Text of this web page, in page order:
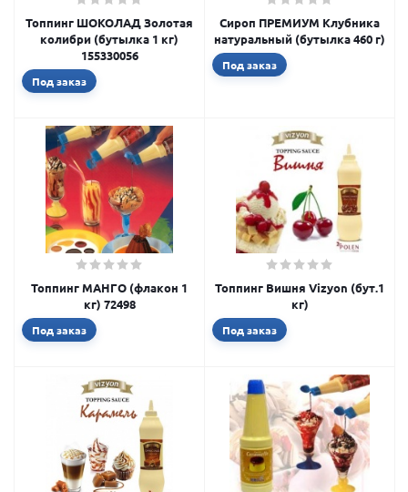
Топпинг ШОКОЛАД Золотая
колибри (бутылка 1 кг)
155330056
Под заказ
Сироп ПРЕМИУМ Клубника
натуральный (бутылка 460 г)
Под заказ
Топпинг МАНГО (флакон 1
кг) 72498
Под заказ
Топпинг Вишня Vizyon (бут.1
кг)
Под заказ